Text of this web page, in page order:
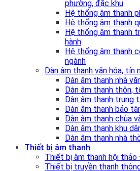
phường, đặc khu
Hệ thống âm thanh
Hệ thống âm thanh
Hệ thống âm thanh
hành
Hệ thống âm thanh
ngành
Dàn âm thanh văn hóa,
Dàn âm thanh nhà
Dàn âm thanh thôn,
Dàn âm thanh trung
Dàn âm thanh bảo
Dàn âm thanh chùa
Dàn âm thanh khu
Dàn âm thanh nhà
Thiết bị âm thanh
Thiết bị âm thanh hội thảo
Thiết bị truyền thanh